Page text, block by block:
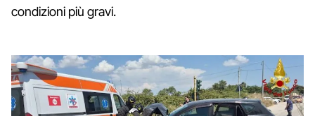
condizioni più gravi.